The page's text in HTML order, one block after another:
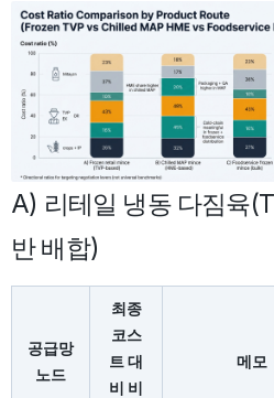
A) 리테일 냉동 다짐육
반 배합)
공급망
노드
최종
코스
트 대
비 비
메모